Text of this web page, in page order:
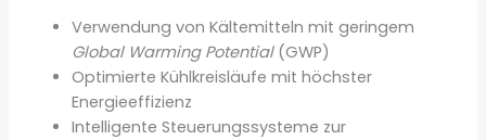
Verwendung von Kältemitteln mit geringem
Global Warming Potential(GWP)
Optimierte Kühlkreisläufe mit höchster
Energieeffizienz
Intelligente Steuerungssysteme zur